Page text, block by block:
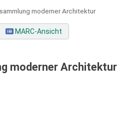
moderner Architektur
MARC-Ansicht
moderner Architektur